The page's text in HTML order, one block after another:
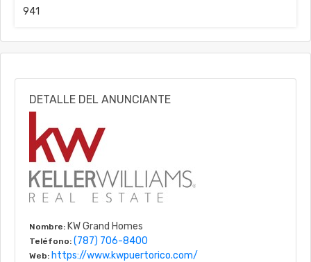
941
DETALLE DEL ANUNCIANTE
Nombre: KW Grand Homes
Teléfono: (787) 706-8400
Web: https://www.kwpuertorico.com/